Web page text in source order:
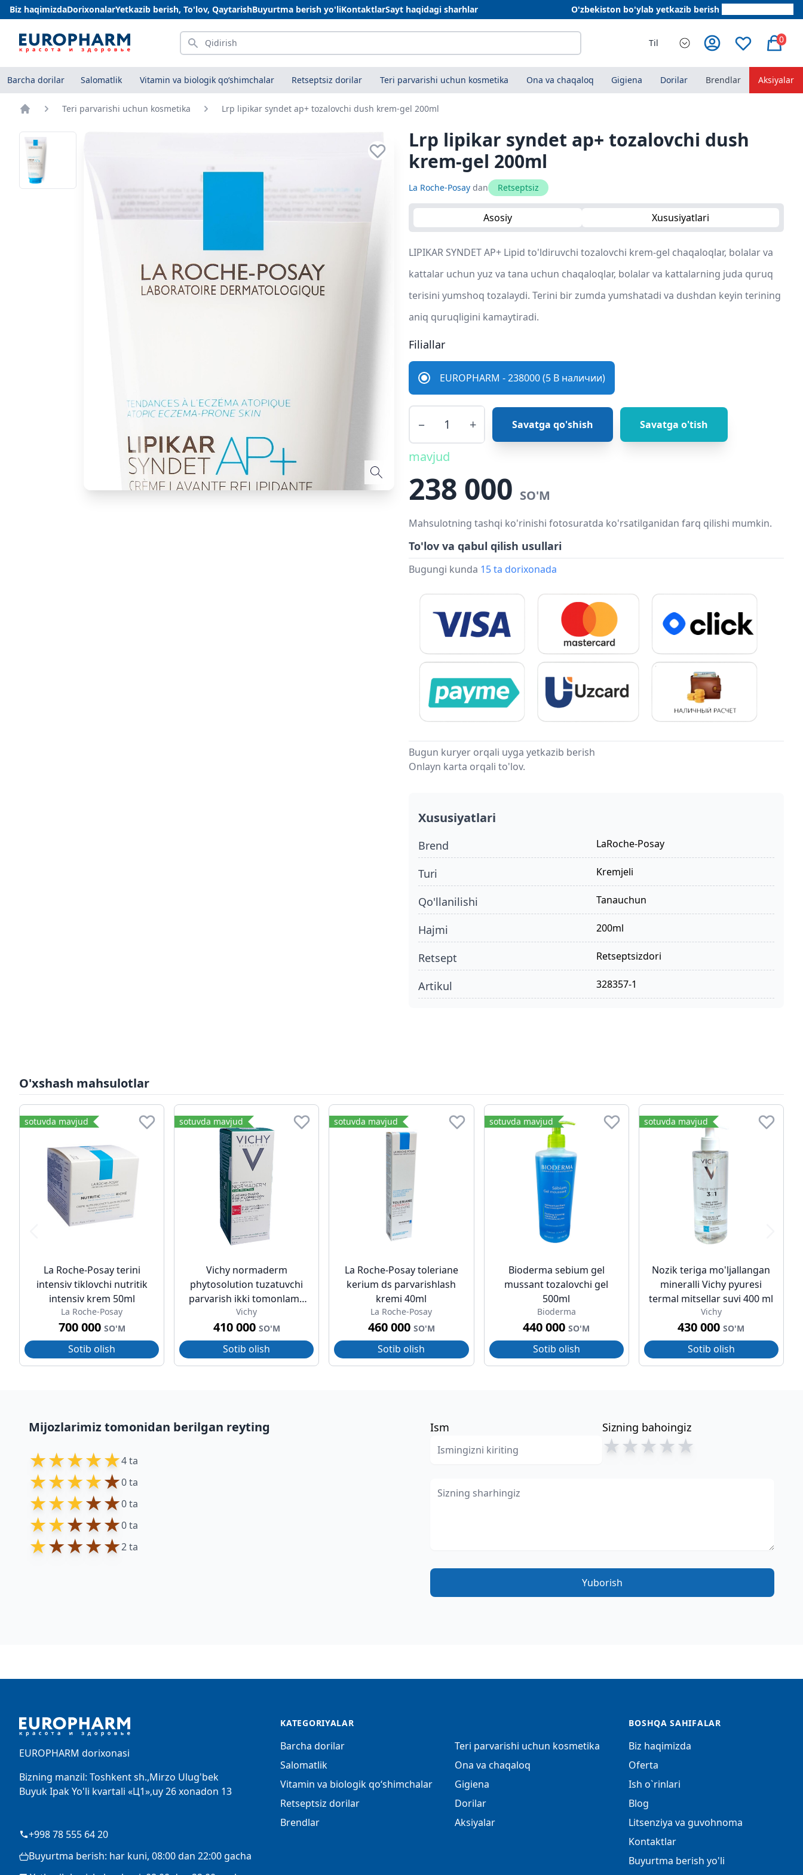
Biz haqimizdaDorixonalarYetkazib berish, To'lov, QaytarishBuyurtma berish yo'liKontaktlarSayt haqidagi sharhlar O'zbekiston bo'ylab yetkazib berish
Qidirish Til 0
Barcha dorilar Salomatlik Vitamin va biologik qo‘shimchalar Retseptsiz dorilar Teri parvarishi uchun kosmetika Ona va chaqaloq Gigiena Dorilar Brendlar Aksiyalar
Teri parvarishi uchun kosmetika Lrp lipikar syndet ap+ tozalovchi dush krem-gel 200ml
Lrp lipikar syndet ap+ tozalovchi dush
krem-gel 200ml
La Roche-Posay dan Retseptsiz
Asosiy Xususiyatlari
LIPIKAR SYNDET AP+ Lipid to'ldiruvchi tozalovchi krem-gel chaqaloqlar, bolalar va
kattalar uchun yuz va tana uchun chaqaloqlar, bolalar va kattalarning juda quruq
terisini yumshoq tozalaydi. Terini bir zumda yumshatadi va dushdan keyin terining
aniq quruqligini kamaytiradi.
Filiallar
EUROPHARM - 238000 (5 В наличии)
− + Savatga qo'shish Savatga o'tish
mavjud
238 000 SO'M
Mahsulotning tashqi ko'rinishi fotosuratda ko'rsatilganidan farq qilishi mumkin.
To'lov va qabul qilish usullari
Bugungi kunda 15 ta dorixonada
Bugun kuryer orqali uyga yetkazib berish
Onlayn karta orqali to'lov.
Xususiyatlari
Brend LaRoche-Posay
turi kremjeli
qo'llanilishi tanauchun
hajmi 200ml
retsept retseptsizdori
Artikul 328357-1
O'xshash mahsulotlar
sotuvda mavjud
La Roche-Posay terini
intensiv tiklovchi nutritik
intensiv krem 50ml
La Roche-Posay
700 000 SO'M
Sotib olish
sotuvda mavjud
Vichy normaderm
phytosolution tuzatuvchi
parvarish ikki tomonlama
50ml
Vichy
410 000 SO'M
Sotib olish
sotuvda mavjud
La Roche-Posay toleriane
kerium ds parvarishlash
kremi 40ml
La Roche-Posay
460 000 SO'M
Sotib olish
sotuvda mavjud
Bioderma sebium gel
mussant tozalovchi gel
500ml
Bioderma
440 000SO'M
Sotib olish
sotuvda mavjud
Nozik teriga mo'ljallangan
mineralli Vichy pyuresi
termal mitsellar suvi 400 ml
Vichy
430 000SO'M
Sotib olish
Mijozlarimiz tomonidan berilgan reyting
★★★★★4 ta
★★★★★0 ta
★★★★★0 ta
★★★★★0 ta
★★★★★2 ta
Ism Sizning bahoingiz
★★★★★
Yuborish
EUROPHARM dorixonasi
Bizning manzil: Toshkent sh.,Mirzo Ulug'bek
Buyuk Ipak Yo'li kvartali «Ц1»,uy 26 xonadon 13
+998 78 555 64 20
Buyurtma berish: har kuni, 08:00 dan 22:00 gacha
KATEGORIYALAR
Barcha dorilar
Salomatlik
Vitamin va biologik qo‘shimchalar
Retseptsiz dorilar
Brendlar
Teri parvarishi uchun kosmetika
Ona va chaqaloq
Gigiena
Dorilar
Aksiyalar
BOSHQA SAHIFALAR
Biz haqimizda
Oferta
Ish o`rinlari
Blog
Litsenziya va guvohnoma
Kontaktlar
Buyurtma berish yo'li